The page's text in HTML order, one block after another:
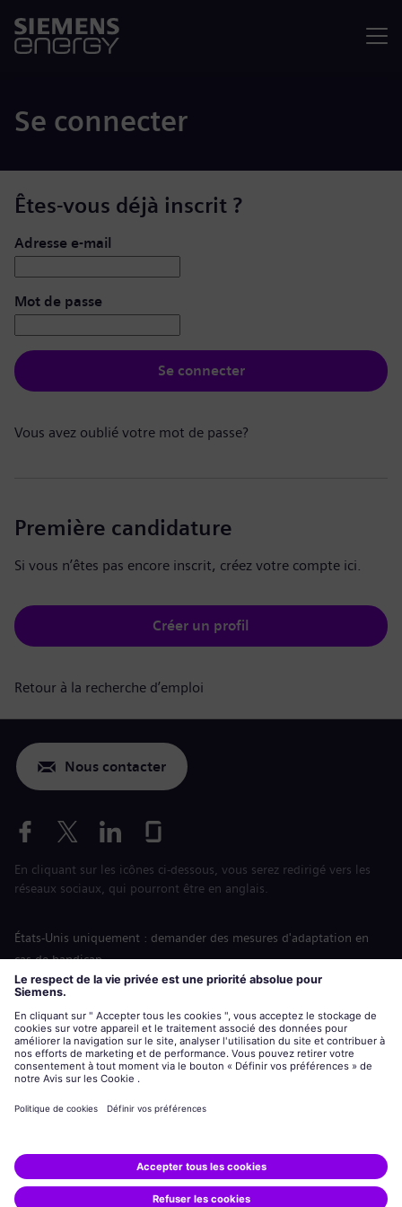
Se connecter
Êtes-vous déjà inscrit ?
Se connecter : nom d’utilisateur et mot de passe
Adresse e-mail
Mot de passe
Se connecter
Vous avez oublié votre mot de passe?
Première candidature
Si vous n’êtes pas encore inscrit, créez votre compte ici.
Créer un profil
Retour à la recherche d’emploi
Nous contacter
En cliquant sur les icônes ci-dessous, vous serez redirigé vers les
réseaux sociaux, qui pourront être en anglais.
États-Unis uniquement : demander des mesures d'adaptation en
cas de handicap
Labor Condition Application (Formulaire sur les conditions
siemens-energy.comSite Internet international
Informations sur l’entreprise
Avis de confidentialité
Siemens Energy est une marque déposée de Siemens AG.